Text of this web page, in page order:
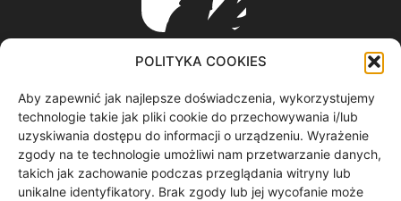
POLITYKA COOKIES
Aby zapewnić jak najlepsze doświadczenia, wykorzystujemy
technologie takie jak pliki cookie do przechowywania i/lub
uzyskiwania dostępu do informacji o urządzeniu. Wyrażenie
zgody na te technologie umożliwi nam przetwarzanie danych,
takich jak zachowanie podczas przeglądania witryny lub
unikalne identyfikatory. Brak zgody lub jej wycofanie może
ABOUT US
informacje z regionu / nagrania filmowe / produkcja video /
spoty reklamowe / materiały graficzne